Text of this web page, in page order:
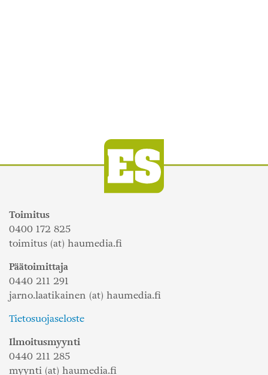
Toimitus
0400 172 825
toimitus (at) haumedia.fi
Päätoimittaja
0440 211 291
jarno.laatikainen (at) haumedia.fi
Tietosuojaseloste
Ilmoitusmyynti
0440 211 285
myynti (at) haumedia.fi